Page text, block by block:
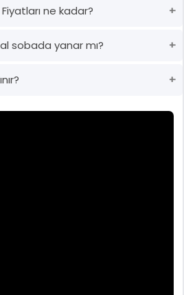
ne kadar?
sobada yanar mı?